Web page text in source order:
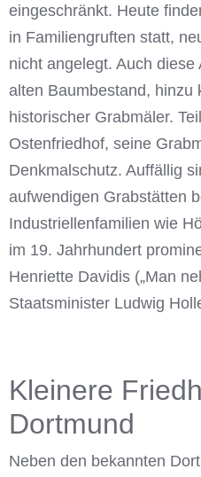
eingeschränkt. Heute
in Familiengruften statt,
nicht angelegt. Auch
alten Baumbestand, hinzu
historischer Grabmäler.
Ostenfriedhof, seine
Denkmalschutz. Auffällig
aufwendigen Grabstätten
Industriellenfamilien wie
im 19. Jahrhundert
Henriette Davidis („Man
Staatsminister Ludwig
Kleinere
Dortmund
Neben den bekannten